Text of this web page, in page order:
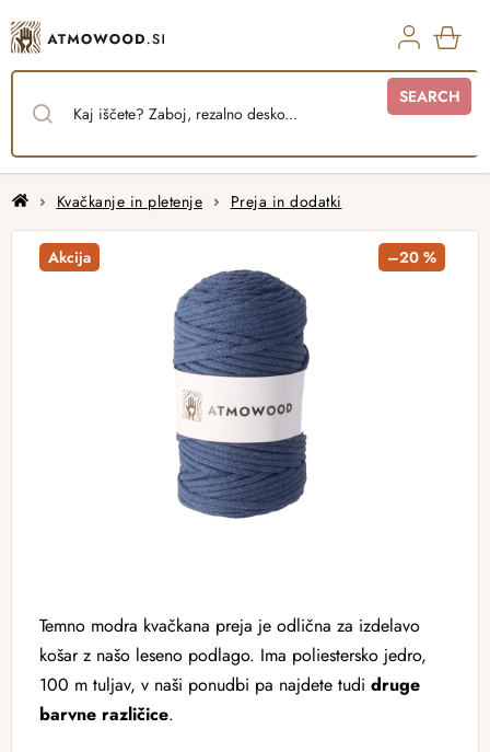
to
content
SEARCH
HomeKvačkanje in pletenje Preja in dodatki
Temno modra kvačkana preja je odlična za izdelavo
košar z našo leseno podlago. Ima poliestersko jedro,
100 m tuljav, v naši ponudbi pa najdete tudi druge
barvne različice.
Akcija –20 %